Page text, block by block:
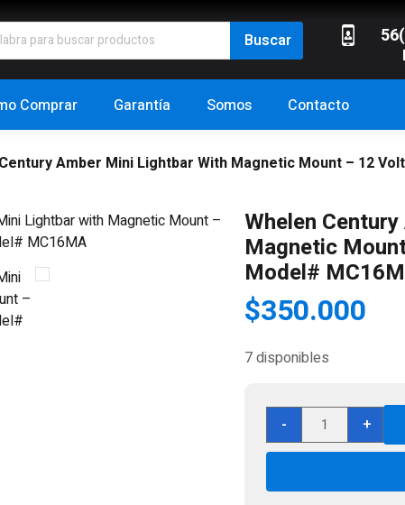
Comprar Garantía Somos Contacto
Amber Mini Lightbar With Magnetic Mount – 12
Whelen
Magnetic
Model#
$350.000
7 disponibles
-
Whelen
Century
Amber
Lightbar
+